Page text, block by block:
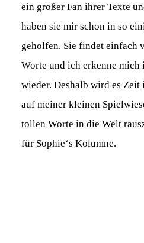
ein großer Fan ihrer Texte
haben sie mir schon in so
geholfen. Sie findet einfach
Worte und ich erkenne
wieder. Deshalb wird es Zeit
auf meiner kleinen
tollen Worte in die Welt
für Sophie‘s Kolumne.